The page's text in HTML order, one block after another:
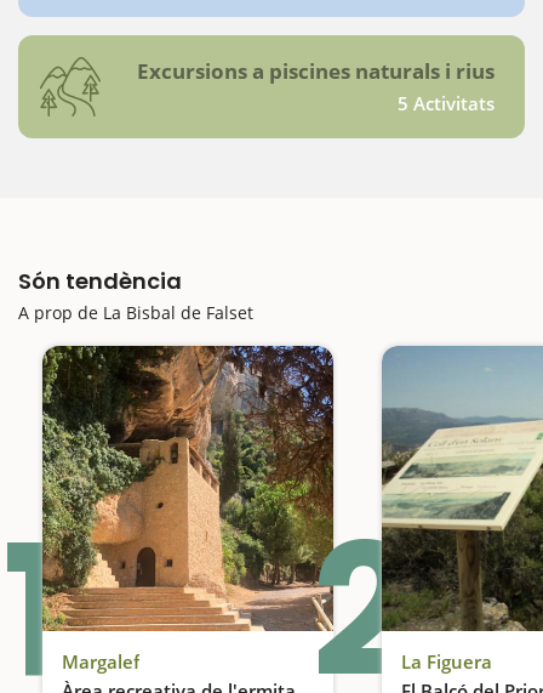
Excursions a piscines naturals i rius
5 Activitats
Són tendència
A prop de La Bisbal de Falset
1 Margalef
2La Figuera